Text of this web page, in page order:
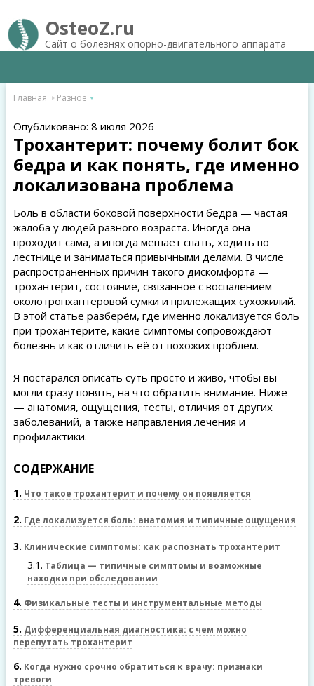
OsteoZ.ru
Сайт о болезнях опорно-двигательного аппарата
Главная Разное
Опубликовано: 8 июля 2026
Трохантерит: почему болит бок
бедра и как понять, где именно
локализована проблема
Боль в области боковой поверхности бедра — частая
жалоба у людей разного возраста. Иногда она
проходит сама, а иногда мешает спать, ходить по
лестнице и заниматься привычными делами. В числе
распространённых причин такого дискомфорта —
трохантерит, состояние, связанное с воспалением
околотронхантеровой сумки и прилежащих сухожилий.
В этой статье разберём, где именно локализуется боль
при трохантерите, какие симптомы сопровождают
болезнь и как отличить её от похожих проблем.
Я постарался описать суть просто и живо, чтобы вы
могли сразу понять, на что обратить внимание. Ниже
— анатомия, ощущения, тесты, отличия от других
заболеваний, а также направления лечения и
профилактики.
СОДЕРЖАНИЕ
1 Что такое трохантерит и почему он появляется
2 Где локализуется боль: анатомия и типичные ощущения
3 Клинические симптомы: как распознать трохантерит
3.1 Таблица — типичные симптомы и возможные
находки при обследовании
4 Физикальные тесты и инструментальные методы
5 Дифференциальная диагностика: с чем можно
перепутать трохантерит
6 Когда нужно срочно обратиться к врачу: признаки
тревоги